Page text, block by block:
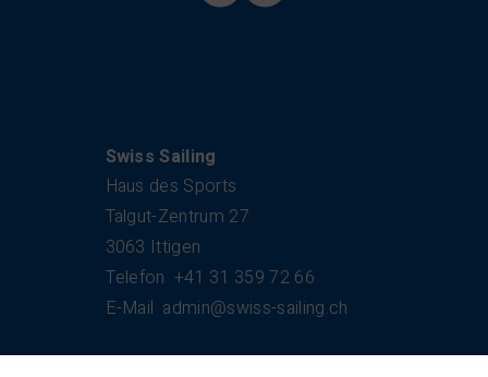
Swiss Sailing
Haus des Sports
Talgut-Zentrum 27
3063 Ittigen
Telefon +41 31 359 72 66
E-Mail admin@swiss-sailing.ch